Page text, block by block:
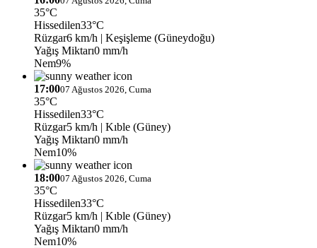
35°C
Hissedilen33°C
Rüzgar6 km/h | Keşişleme (Güneydoğu)
Yağış Miktarı0 mm/h
Nem9%
17:0007 Ağustos 2026, Cuma
35°C
Hissedilen33°C
Rüzgar5 km/h | Kıble (Güney)
Yağış Miktarı0 mm/h
Nem10%
18:0007 Ağustos 2026, Cuma
35°C
Hissedilen33°C
Rüzgar5 km/h | Kıble (Güney)
Yağış Miktarı0 mm/h
Nem10%